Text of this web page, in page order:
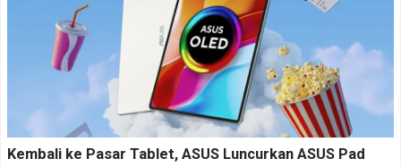
Kembali ke Pasar Tablet, ASUS Luncurkan ASUS Pad